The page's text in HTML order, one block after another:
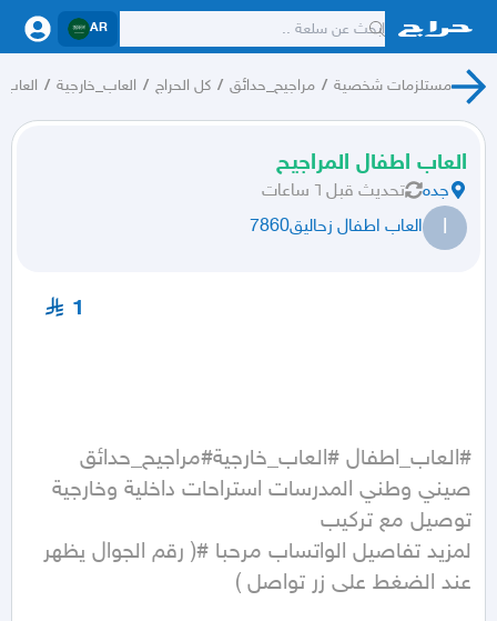
AR
مستلزمات شخصية / مراجيح_حدائق / كل الحراج / العاب_خارجية /
العاب اطفال المراجيح
جده تحديث قبل ٦ ساعات
ا العاب اطفال زحاليق7860
1
عند الضغط على زر تواصل )